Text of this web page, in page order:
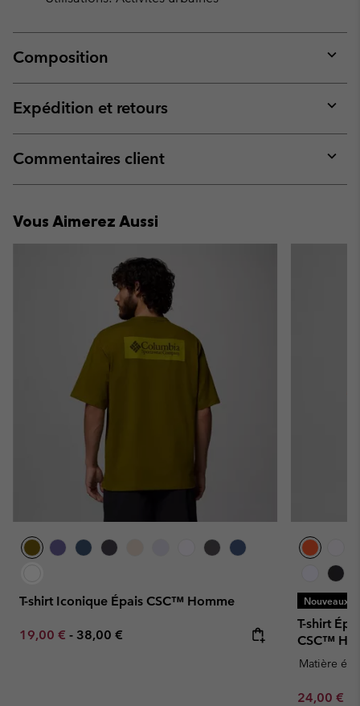
Composition
or
Expédition et retours
or
Commentaires client
or
Vous Aimerez Aussi
T-shirt Iconique Épais CSC™ Homme
Minimum sale price:
19,00 € - Maximum price:
38,00 €
Nouveaux
T-shirt
CSC™
Matière
Minimum
24,00 €